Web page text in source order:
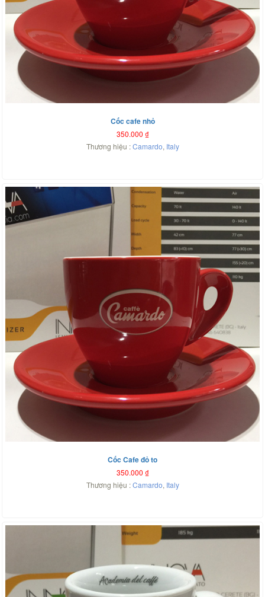
Cốc cafe nhỏ
350.000 ₫
Thương hiệu :Camardo, Italy
Cốc Cafe đỏ to
350.000 ₫
Thương hiệu :Camardo, Italy